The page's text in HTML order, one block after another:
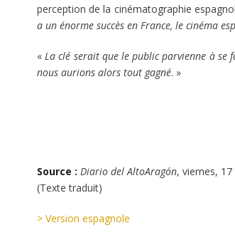
perception de la cinématographie
a un énorme succès en France, le cinéma
«La clé serait que le public parvienne à se
nous aurions alors tout gagné. »
Source : Diario del AltoAragón, viernes,
(Texte traduit)
> Version espagnole